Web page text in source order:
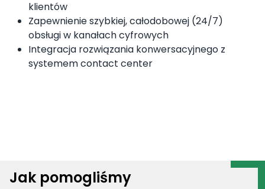
klientów
Zapewnienie szybkiej, całodobowej (24/7)
obsługi w kanałach cyfrowych
Integracja rozwiązania konwersacyjnego z
systemem contact center
Jak pomogliśmy